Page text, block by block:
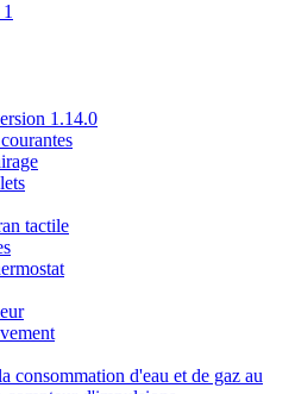
1.14.0
tactile
consommation d'eau et de gaz au